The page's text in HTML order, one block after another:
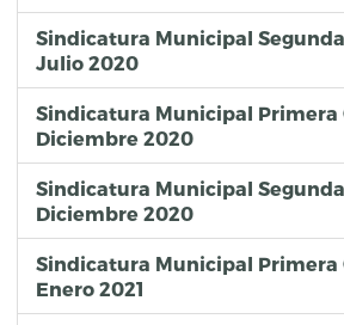
Sindicatura Municipal
Julio 2020
Sindicatura Municipal Primera
Diciembre 2020
Sindicatura Municipal
Diciembre 2020
Sindicatura Municipal Primera
Enero 2021